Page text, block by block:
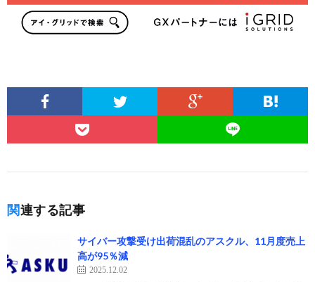
関連する記事
サイバー攻撃受け出荷混乱のアスクル、11月度売上
高が95％減
2025.12.02